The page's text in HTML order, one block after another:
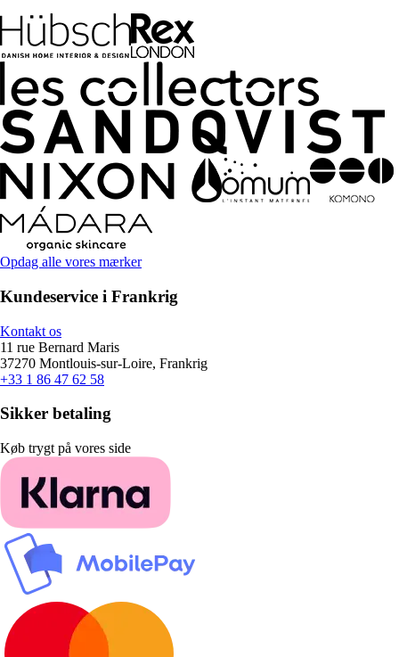
Opdag alle vores mærker
Kundeservice i Frankrig
Kontakt os
11 rue Bernard Maris
37270 Montlouis-sur-Loire, Frankrig
+33 1 86 47 62 58
Sikker betaling
Køb trygt på vores side